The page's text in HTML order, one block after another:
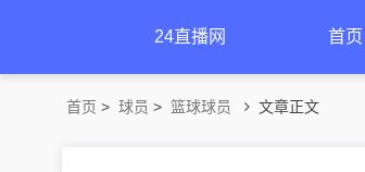
24直播网 首页
首页 > 球员 > 篮球球员 文章正文